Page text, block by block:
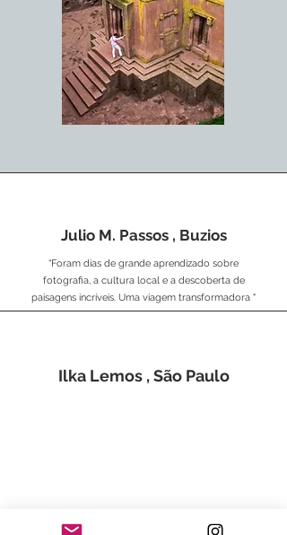
Julio M. Passos , Buzios
“Foram dias de grande aprendizado sobre
fotografia, a cultura local e a descoberta de
paisagens incríveis. Uma viagem transformadora "
Ilka Lemos , São Paulo